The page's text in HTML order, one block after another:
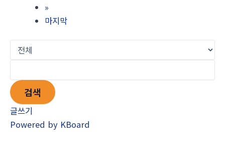
»
마지막
검색
글쓰기
Powered by KBoard